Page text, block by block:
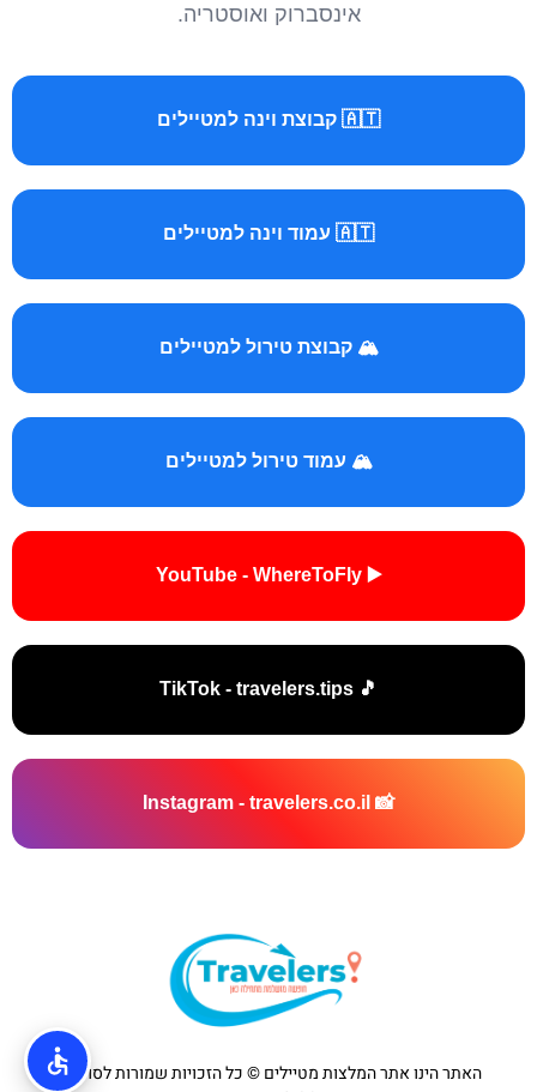
אינסברוק ואוסטריה.
🇦🇹 קבוצת וינה למטיילים
🇦🇹 עמוד וינה למטיילים
🏔️ קבוצת טירול למטיילים
🏔️ עמוד טירול למטיילים
▶️ YouTube - WhereToFly
🎵 TikTok - travelers.tips
📸 Instagram - travelers.co.il
האתר הינו אתר המלצות מטיילים © כל הזכויות שמורות לסוכנות